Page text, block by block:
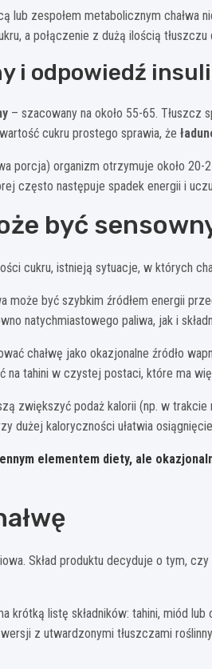
lub zespołem metabolicznym chałwa
a połączenie z dużą ilością
i odpowiedź
– szacowany na około 55-65. Tłuszcz
cukru prostego sprawia, że
porcja) organizm otrzymuje około
często następuje spadek energii i
być
cukru, istnieją sytuacje, w których
może być szybkim źródłem energii
natychmiastowego paliwa, jak i
chałwę jako okazjonalne źródło
tahini w czystej postaci, które ma
zwiększyć podaż kalorii (np. w
dużej kaloryczności ułatwia
elementem diety, ale
Skład produktu decyduje o tym,
krótką listę składników: tahini, miód
z utwardzonymi tłuszczami